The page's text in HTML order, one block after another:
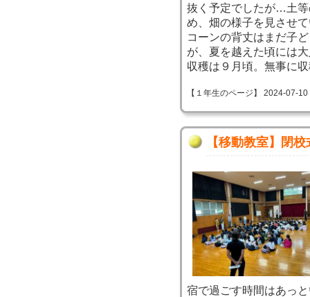
抜く予定でしたが…土
め、畑の様子を見させ
コーンの背丈はまだ子
が、夏を越えた頃には
収穫は９月頃。無事に
【１年生のページ】 2024-07-
【移動教室】閉校
宿で過ごす時間はあっ